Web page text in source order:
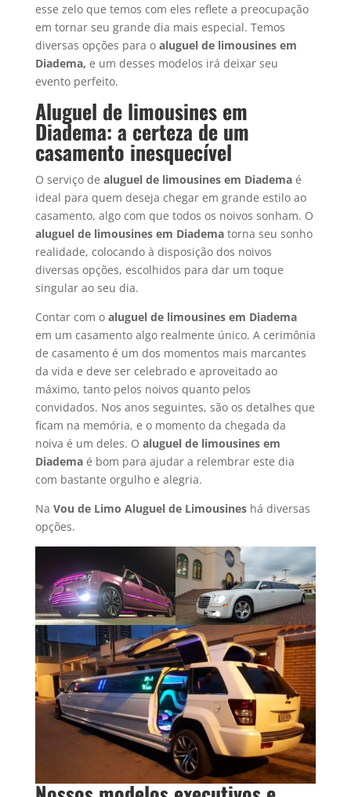
esse zelo que temos com eles reflete a preocupação
em tornar seu grande dia mais especial. Temos
diversas opções para o aluguel de limousines em
Diadema, e um desses modelos irá deixar seu
evento perfeito.
Aluguel de limousines em
Diadema: a certeza de um
casamento inesquecível
O serviço de aluguel de limousines em Diademaé
ideal para quem deseja chegar em grande estilo ao
casamento, algo com que todos os noivos sonham. O
aluguel de limousines em Diadematorna seu sonho
realidade, colocando à disposição dos noivos
diversas opções, escolhidos para dar um toque
singular ao seu dia.
Contar com o aluguel de limousines em Diadema
em um casamento algo realmente único. A cerimônia
de casamento é um dos momentos mais marcantes
da vida e deve ser celebrado e aproveitado ao
máximo, tanto pelos noivos quanto pelos
convidados. Nos anos seguintes, são os detalhes que
ficam na memória, e o momento da chegada da
noiva é um deles. O aluguel de limousines em
Diademaé bom para ajudar a relembrar este dia
com bastante orgulho e alegria.
Na Vou de Limo Aluguel de Limousineshá diversas
opções.